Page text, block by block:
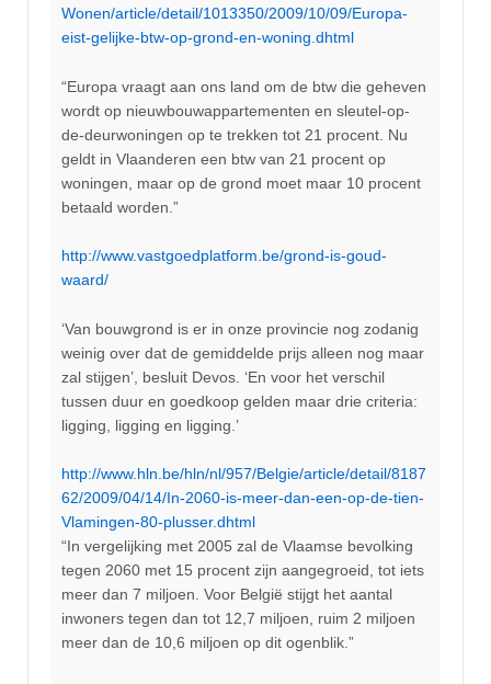
Wonen/article/detail/1013350/2009/10/09/Europa-
eist-gelijke-btw-op-grond-en-woning.dhtml
“Europa vraagt aan ons land om de btw die geheven
wordt op nieuwbouwappartementen en sleutel-op-
de-deurwoningen op te trekken tot 21 procent. Nu
geldt in Vlaanderen een btw van 21 procent op
woningen, maar op de grond moet maar 10 procent
betaald worden.”
http://www.vastgoedplatform.be/grond-is-goud-
waard/
‘Van bouwgrond is er in onze provincie nog zodanig
weinig over dat de gemiddelde prijs alleen nog maar
zal stijgen’, besluit Devos. ‘En voor het verschil
tussen duur en goedkoop gelden maar drie criteria:
ligging, ligging en ligging.’
http://www.hln.be/hln/nl/957/Belgie/article/detail/8187
62/2009/04/14/In-2060-is-meer-dan-een-op-de-tien-
Vlamingen-80-plusser.dhtml
“In vergelijking met 2005 zal de Vlaamse bevolking
tegen 2060 met 15 procent zijn aangegroeid, tot iets
meer dan 7 miljoen. Voor België stijgt het aantal
inwoners tegen dan tot 12,7 miljoen, ruim 2 miljoen
meer dan de 10,6 miljoen op dit ogenblik.”